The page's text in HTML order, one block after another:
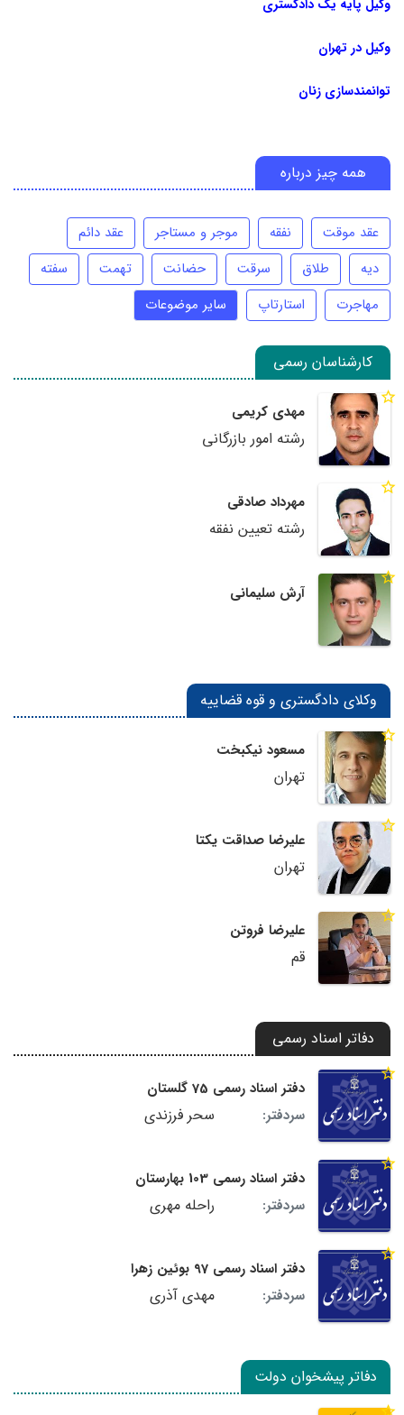
وکیل پایه یک دادگستری
وکیل در تهران
توانمندسازی زنان
همه چیز درباره
عقد موقت نفقه موجر و مستاجر
عقد دائم
دیه
طلاق سرقت حضانت تهمت
سفته
مهاجرت
استارتاپ سایر موضوعات
کارشناسان رسمی
مهدی کریمی
رشته امور بازرگانی
مهرداد صادقی
رشته تعیین نفقه
آرش سلیمانی
وکلای دادگستری و قوه قضاییه
مسعود نیکبخت
تهران
علیرضا صداقت یکتا
تهران
علیرضا فروتن
قم
دفاتر اسناد رسمی
دفتر اسناد رسمی 75 گلستان
سردفتر:
سحر فرزندی
دفتر اسناد رسمی 103 بهارستان
سردفتر:
راحله مهری
دفتر اسناد رسمی 97 بوئین زهرا
سردفتر:
مهدی آذری
دفاتر پیشخوان دولت